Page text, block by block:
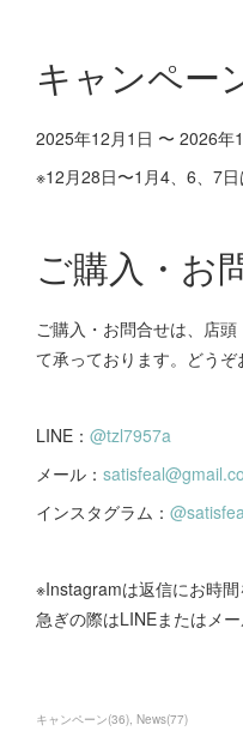
キャンペー
2025年12月1日 〜 2026年
※12月28日〜1月4、6、7
ご購入・お
ご購入・お問合せは、店
て承っております。どうぞ
LINE： @tzl7957a
メール：
インスタグラム：
※Instagramは返信にお時
急ぎの際はLINEまたはメー
キャンペーン(36) News(77)